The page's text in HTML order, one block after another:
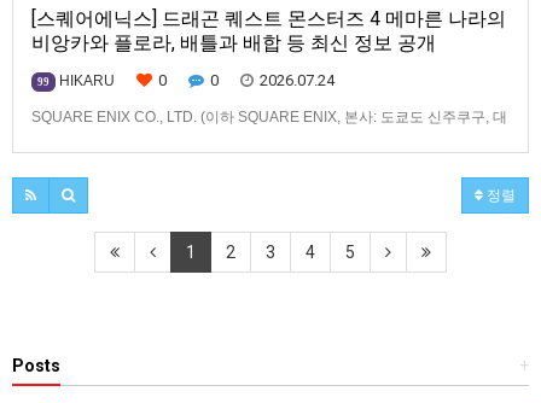
[스퀘어에닉스] 드래곤 퀘스트 몬스터즈 4 메마른 나라의
비앙카와 플로라, 배틀과 배합 등 최신 정보 공개
99 HIKARU 0 0 2026.07.24
SQUARE ENIX CO., LTD. (이하 SQUARE ENIX, 본사: 도쿄도 신주쿠구, 대
와 플로라』(대응 기종: Nintendo Switch™ 2/Nintendo
Switch™/PlayStation®…
정렬
1 2 3 4 5
+
Posts